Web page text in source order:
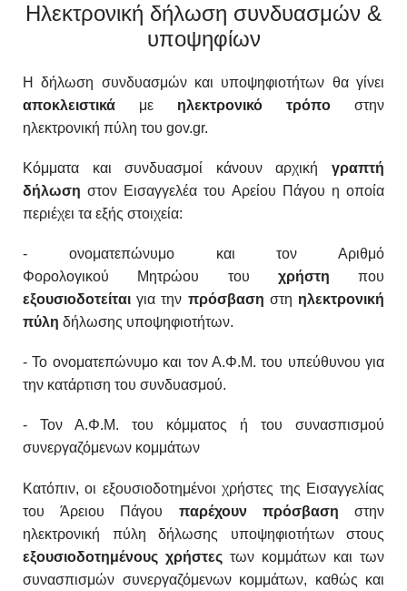
Ηλεκτρονική δήλωση συνδυασμών &
υποψηφίων
Η δήλωση συνδυασμών και υποψηφιοτήτων θα γίνει
αποκλειστικά με ηλεκτρονικό τρόπο στην
ηλεκτρονική πύλη του gov.gr.
Κόμματα και συνδυασμοί κάνουν αρχική γραπτή
δήλωσηστον Εισαγγελέα του Αρείου Πάγου η οποία
περιέχει τα εξής στοιχεία:
- ονοματεπώνυμο και τον Αριθμό
Φορολογικού
Μητρώου του χρήστη που
εξουσιοδοτείται γιατην πρόσβαση στη ηλεκτρονική
πύλη δήλωσης υποψηφιοτήτων.
- Το ονοματεπώνυμο και τον Α.Φ.Μ. του υπεύθυνου για
την κατάρτιση του συνδυασμού.
- Τον Α.Φ.Μ. του κόμματος ή του συνασπισμού
συνεργαζόμενων κομμάτων
Κατόπιν, οι εξουσιοδοτημένοι χρήστες της Εισαγγελίας
τουΆρειου Πάγου παρέχουν πρόσβαση στην
ηλεκτρονική πύλη δήλωσης υποψηφιοτήτων στους
εξουσιοδοτημένους χρήστες των κομμάτων και των
συνασπισμών συνεργαζόμενων κομμάτων, καθώς και